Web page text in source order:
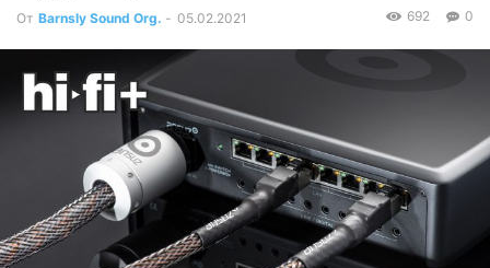
От Barnsly Sound Org. - 05.02.2021 0
692